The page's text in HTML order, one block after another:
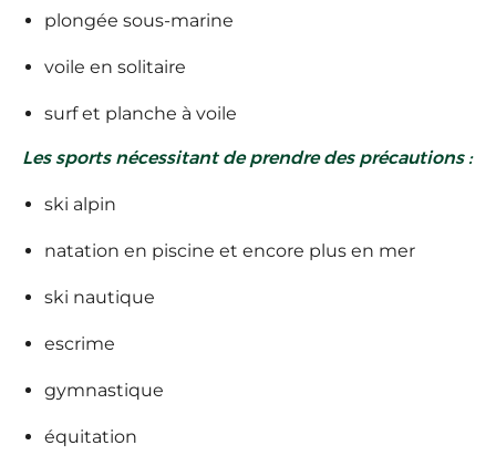
plongée sous-marine
voile en solitaire
surf et planche à voile
Les sports nécessitant de prendre des précautions :
ski alpin
natation en piscine et encore plus en mer
ski nautique
escrime
gymnastique
équitation